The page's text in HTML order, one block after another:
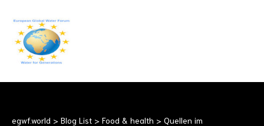
egwf.world > Blog List > Food & health > Quellen im